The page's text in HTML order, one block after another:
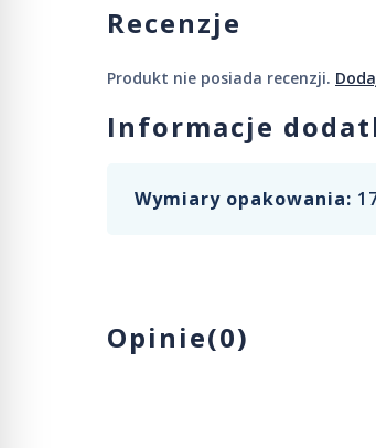
Recenzje
Produkt nie posiada recenzji.
Informacje
Wymiary opakowania:
Opinie(0)